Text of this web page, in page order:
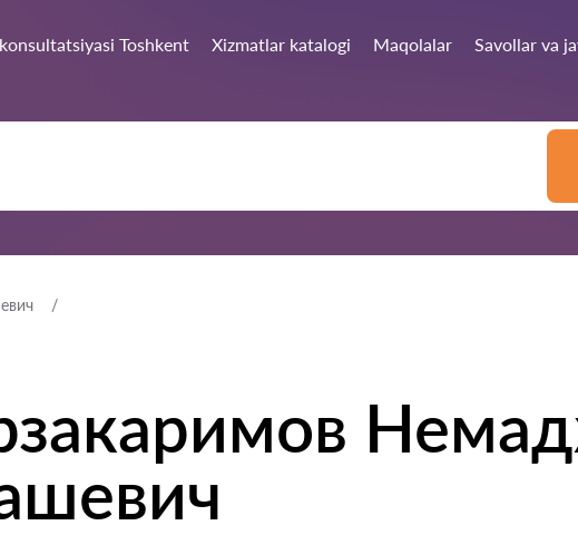
Toshkent Xizmatlar katalogi Maqolalar Savollar va